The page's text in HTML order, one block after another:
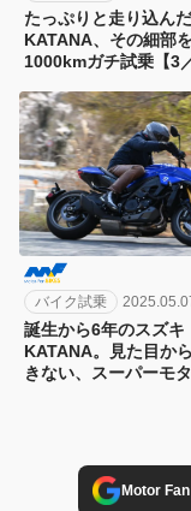
たっぷりと走り込ん
KATANA、その細部を
1000kmガチ試乗【3
バイク試乗
誕生から6年のスズキ
KATANA。見た目か
きない、スーパーモ
Motor